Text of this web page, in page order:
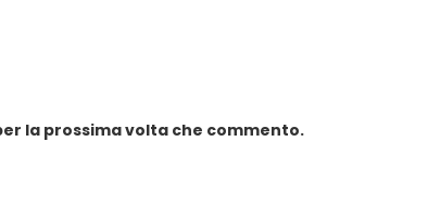
la prossima volta che commento.